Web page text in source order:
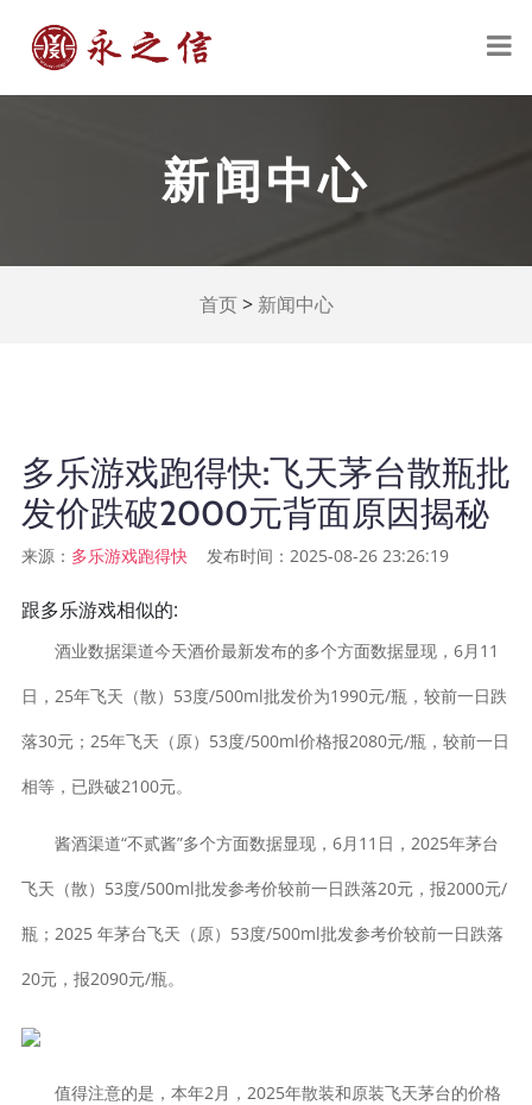
新闻中心
首页> 新闻中心
多乐游戏跑得快:飞天茅台散瓶批
发价跌破2000元背面原因揭秘
来源： 多乐游戏跑得快发布时间：2025-08-26 23:26:19
跟多乐游戏相似的:
酒业数据渠道今天酒价最新发布的多个方面数据显现，6月11
日，25年飞天（散）53度/500ml批发价为1990元/瓶，较前一日跌
落30元；25年飞天（原）53度/500ml价格报2080元/瓶，较前一日
相等，已跌破2100元。
酱酒渠道“不贰酱”多个方面数据显现，6月11日，2025年茅台
飞天（散）53度/500ml批发参考价较前一日跌落20元，报2000元/
瓶；2025 年茅台飞天（原）53度/500ml批发参考价较前一日跌落
20元，报2090元/瓶。
值得注意的是，本年2月，2025年散装和原装飞天茅台的价格